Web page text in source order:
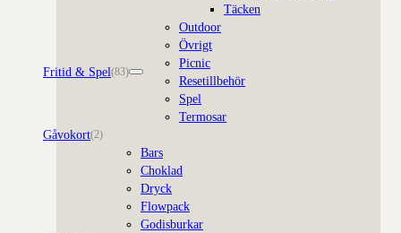
Täcken
Fritid & Spel(83)
Outdoor
Övrigt
Picnic
Resetillbehör
Spel
Termosar
Gåvokort(2)
Bars
Choklad
Dryck
Flowpack
Godisburkar